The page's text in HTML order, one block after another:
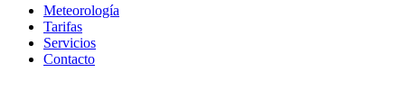
Meteorología
Tarifas
Servicios
Contacto